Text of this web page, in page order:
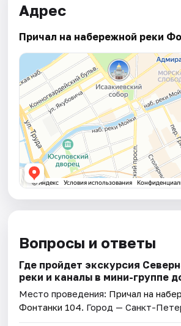
Адрес
Причал на набережной реки
Вопросы и ответы
Где пройдет экскурсия
реки и каналы в мини-группе
Место проведения: Причал на
Фонтанки 104. Город — Санкт-